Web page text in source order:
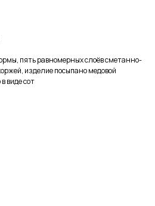
пять равномерных слоёв сметанно-
изделие посыпано медовой
виде сот